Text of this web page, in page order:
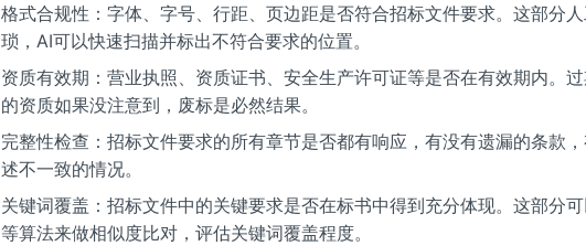
格式合规性：字体、字号、行距、页边距是否符合招标文件要求。这部分
琐，AI可以快速扫描并标出不符合要求的位置。
资质有效期：营业执照、资质证书、安全生产许可证等是否在有效期内。
的资质如果没注意到，废标是必然结果。
完整性检查：招标文件要求的所有章节是否都有响应，有没有遗漏的条款
述不一致的情况。
关键词覆盖：招标文件中的关键要求是否在标书中得到充分体现。这部分
等算法来做相似度比对，评估关键词覆盖程度。